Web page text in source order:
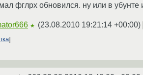
фглрх обновился. ну или в
★ (23.08.2010 19:21:14 +00:00)